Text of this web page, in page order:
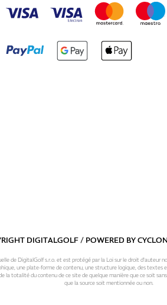
DIGITALGOLF / POWERED BY
de DigitalGolf s.r.o. et est protégé par la Loi sur le droit d'auteur
une plate-forme de contenu, une structure logique, des
la totalité du contenu de ce site de quelque manière que ce soit
que la source soit mentionnée ou non.